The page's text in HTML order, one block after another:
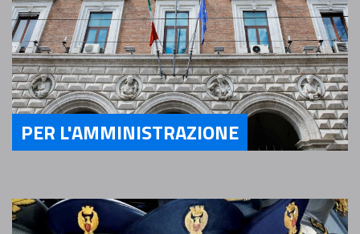
PER L'AMMINISTRAZIONE